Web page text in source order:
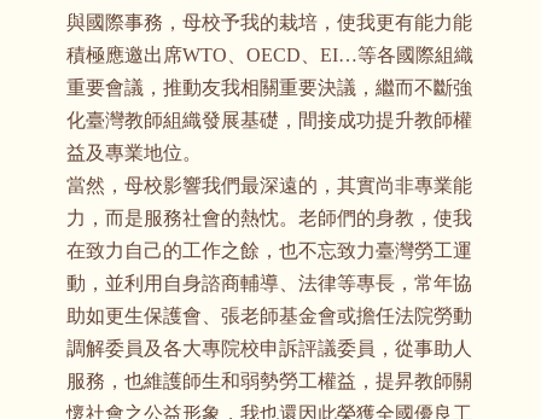
與國際事務，母校予我的栽培，使我更有能力能
積極應邀出席WTO、OECD、EI…等各國際組織
重要會議，推動友我相關重要決議，繼而不斷強
化臺灣教師組織發展基礎，間接成功提升教師權
益及專業地位。
當然，母校影響我們最深遠的，其實尚非專業能
力，而是服務社會的熱忱。老師們的身教，使我
在致力自己的工作之餘，也不忘致力臺灣勞工運
動，並利用自身諮商輔導、法律等專長，常年協
助如更生保護會、張老師基金會或擔任法院勞動
調解委員及各大專院校申訴評議委員，從事助人
服務，也維護師生和弱勢勞工權益，提昇教師關
懷社會之公益形象，我也還因此榮獲全國優良工